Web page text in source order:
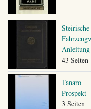
Steirische
Anleitung
43 Seiten
Tanaro
Prospekt
3 Seiten